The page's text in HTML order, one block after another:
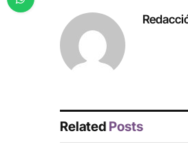
Related Posts